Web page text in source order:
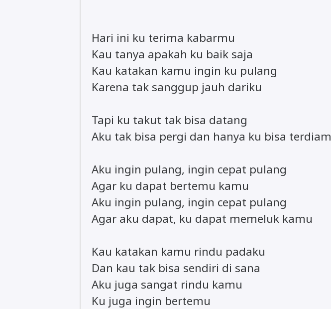
Hari ini ku terima kabarmu
Kau tanya apakah ku baik saja
Kau katakan kamu ingin ku pulang
Karena tak sanggup jauh dariku
Tapi ku takut tak bisa datang
Aku tak bisa pergi dan hanya ku bisa terdiam
Aku ingin pulang, ingin cepat pulang
Agar ku dapat bertemu kamu
Aku ingin pulang, ingin cepat pulang
Agar aku dapat, ku dapat memeluk kamu
Kau katakan kamu rindu padaku
Dan kau tak bisa sendiri di sana
Aku juga sangat rindu kamu
Ku juga ingin bertemu